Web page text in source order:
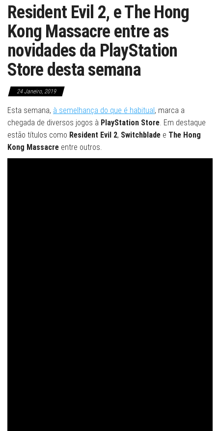
Resident Evil 2, e The Hong
Kong Massacre entre as
novidades da PlayStation
Store desta semana
24 Janeiro, 2019
Esta semana, à semelhança do que é habitual, marca a
chegada de diversos jogos à PlayStation Store. Em destaque
estão títulos como Resident Evil 2, Switchblade e The Hong
Kong Massacre entre outros.